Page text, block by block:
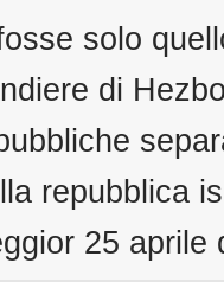
solo
di
repubblica
25 aprile